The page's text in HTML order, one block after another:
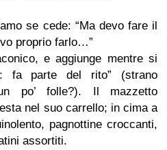
se cede: “Ma devo fare il
proprio farlo…”
e aggiunge mentre si
fa parte del rito” (strano
po’ folle?). Il mazzetto
nel suo carrello; in cima a
pagnottine croccanti,
assortiti.